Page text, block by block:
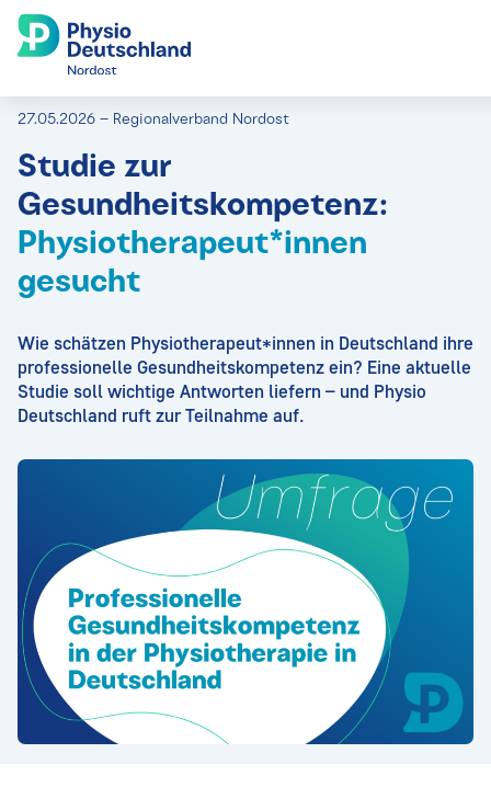
27.05.2026 – Regionalverband Nordost
Studie zur
Gesundheitskompetenz:
Physiotherapeut*innen
gesucht
Wie schätzen Physiotherapeut*innen in Deutschland ihre
professionelle Gesundheitskompetenz ein? Eine aktuelle
Studie soll wichtige Antworten liefern – und Physio
Deutschland ruft zur Teilnahme auf.